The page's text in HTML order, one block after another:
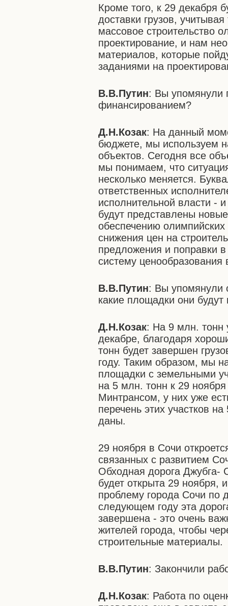
Кроме того, к 29 декабря
доставки грузов,
массовое строительство
проектирование, и нам
материалов, которые
заданиями на
В.В.Путин: Вы упомянули
финансированием?
Д.Н.Козак: На данный
бюджете, мы используем
объектов. Сегодня все
мы понимаем, что
несколько меняется.
ответственных
исполнительной власти -
будут представлены
обеспечению олимпийских
снижения цен на
предложения и поправки
систему ценообразования
В.В.Путин: Вы упомянули
какие площадки они будут
Д.Н.Козак: На 9 млн. тонн
декабре, благодаря
тонн будет завершен
году. Таким образом, мы
площадки с земельными
на 5 млн. тонн к 29
Минтрансом, у них уже
перечень этих участков
даны.
29 ноября в Сочи
связанных с развитием
Обходная дорога Джубга-
будет открыта 29 ноября,
проблему города Сочи по
следующем году эта
завершена - это очень
жителей города, чтобы
строительные материалы.
В.В.Путин: Закончили
Д.Н.Козак: Работа по